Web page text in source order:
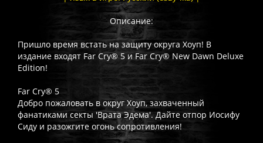
Описание:
Пришло время встать на защиту округа Хоуп! В
издание входят Far Cry® 5 и Far Cry® New Dawn Deluxe
Edition!
Far Cry® 5
Добро пожаловать в округ Хоуп, захваченный
фанатиками секты 'Врата Эдема'. Дайте отпор Иосифу
Сиду и разожгите огонь сопротивления!